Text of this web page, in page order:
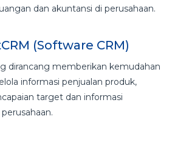
dan akuntansi di perusahaan.
(Software CRM)
dirancang memberikan kemudahan
informasi penjualan produk,
target dan informasi